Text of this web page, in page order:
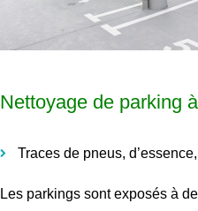
Nettoyage de parking
Traces de pneus,
Les parkings sont exposés à